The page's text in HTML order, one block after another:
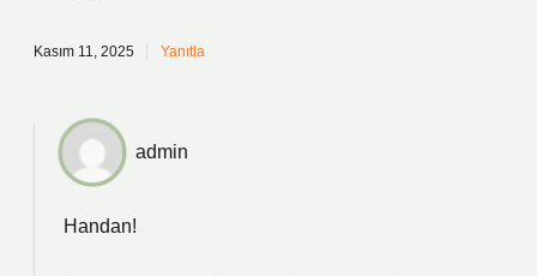
Kasım 11, 2025 Yanıtla
admin
Handan!